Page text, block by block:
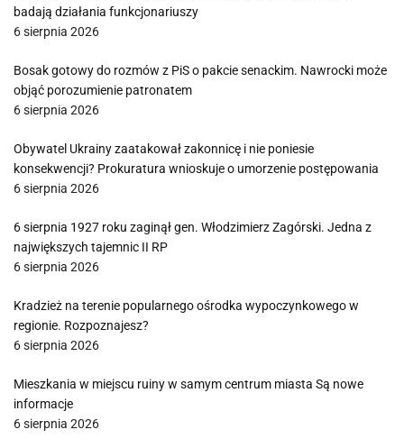
badają działania funkcjonariuszy
6 sierpnia 2026
Bosak gotowy do rozmów z PiS o pakcie senackim. Nawrocki może
objąć porozumienie patronatem
6 sierpnia 2026
Obywatel Ukrainy zaatakował zakonnicę i nie poniesie
konsekwencji? Prokuratura wnioskuje o umorzenie postępowania
6 sierpnia 2026
6 sierpnia 1927 roku zaginął gen. Włodzimierz Zagórski. Jedna z
największych tajemnic II RP
6 sierpnia 2026
Kradzież na terenie popularnego ośrodka wypoczynkowego w
regionie. Rozpoznajesz?
6 sierpnia 2026
Mieszkania w miejscu ruiny w samym centrum miasta Są nowe
informacje
6 sierpnia 2026